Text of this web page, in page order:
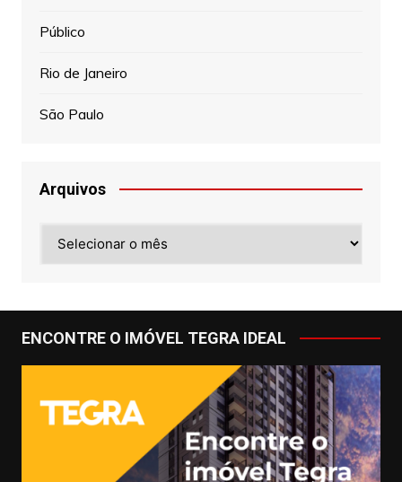
Público
Rio de Janeiro
São Paulo
Arquivos
ENCONTRE O IMÓVEL TEGRA IDEAL